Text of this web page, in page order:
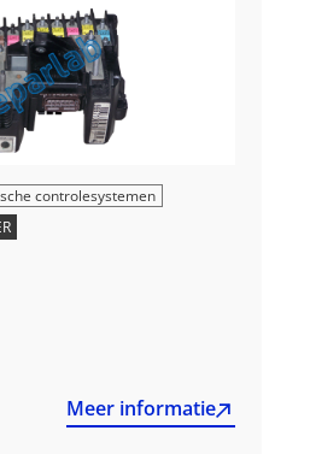
controlesystemen
Meer informatie